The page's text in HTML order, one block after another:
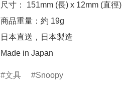
尺寸： 151mm (長) x 12mm (直徑)
商品重量：約 19g
日本直送，日本製造
Made in Japan
文具 Snoopy